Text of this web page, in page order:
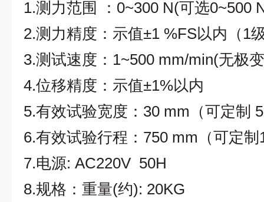
1.测力范围 ：0~300 N(可选0~500
2.测力精度：示值±1 %FS以内（1
3.测试速度：1~500 mm/min(无极
4.位移精度：示值±1%以内
5.有效试验宽度：30 mm（可定制
6.有效试验行程：750 mm（可定制
7.电源: AC220V 50H
8.规格： 重量(约): 20KG